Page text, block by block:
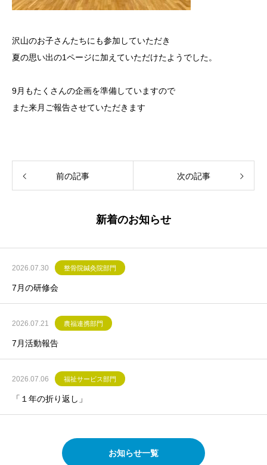
沢山のお子さんたちにも参加していただき
夏の思い出の1ページに加えていただけたようでした。
9月もたくさんの企画を準備していますので
また来月ご報告させていただきます
前の記事 次の記事
新着のお知らせ
2026.07.30 整骨院鍼灸院部門
7月の研修会
2026.07.21 農福連携部門
7月活動報告
2026.07.06 福祉サービス部門
「１年の折り返し」
お知らせ一覧